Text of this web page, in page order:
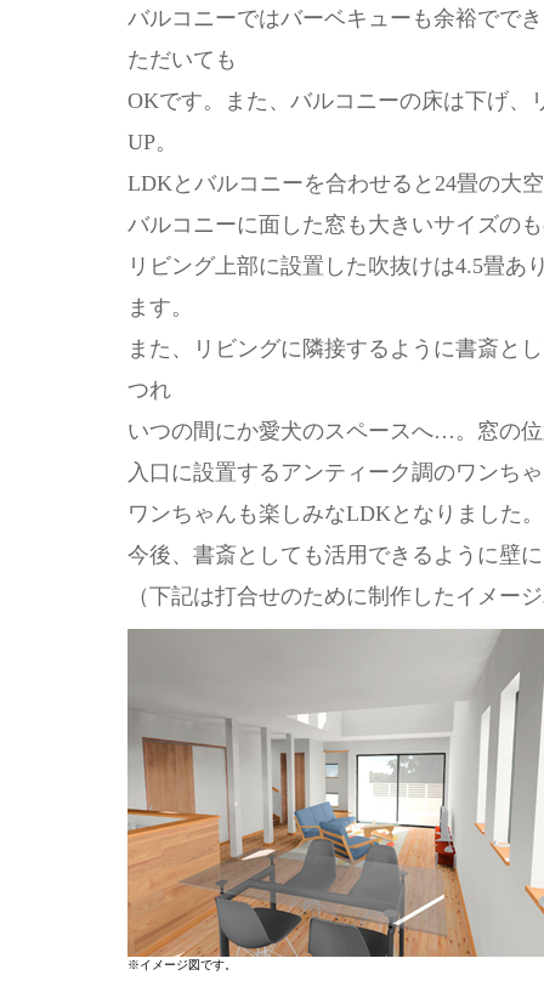
バルコニーではバーベキューも余裕でで
ただいても
OKです。また、バルコニーの床は下げ
UP。
LDKとバルコニーを合わせると24畳の大
バルコニーに面した窓も大きいサイズの
リビング上部に設置した吹抜けは4.5畳
ます。
また、リビングに隣接するように書斎と
つれ
いつの間にか愛犬のスペースへ…。窓の
入口に設置するアンティーク調のワンち
ワンちゃんも楽しみなLDKとなりました。
今後、書斎としても活用できるように壁
（下記は打合せのために制作したイメー
※イメージ図です。